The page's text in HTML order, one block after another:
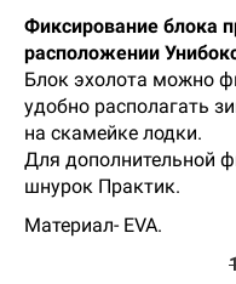
Фиксирование блока
расположении
Блок эхолота можно
удобно располагать
на скамейке лодки.
Для дополнительной
шнурок Практик.
Материал- EVA.